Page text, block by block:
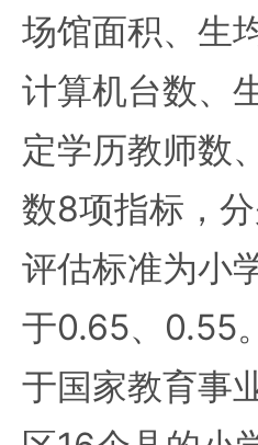
场馆面积、生
计算机台数、
定学历教师数
数8项指标，
评估标准为小
于0.65、0.55
于国家教育事